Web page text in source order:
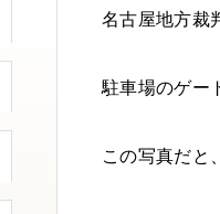
名古屋地方裁
駐車場のゲー
この写真だと